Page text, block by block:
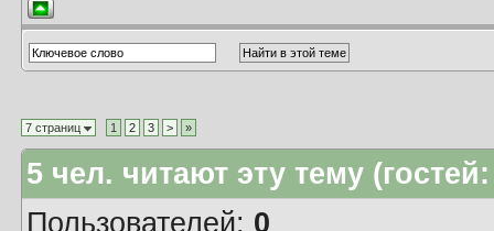
7 страниц 1 2 3 > »
5 чел. читают эту тему
Пользователей: 0